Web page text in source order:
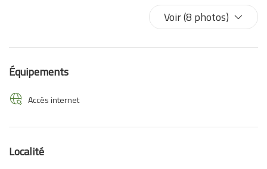
Voir (8 photos)
Équipements
Accès internet
Localité